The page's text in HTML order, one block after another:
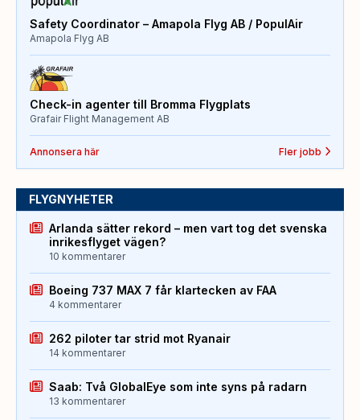
Safety Coordinator – Amapola Flyg AB / PopulAir
Amapola Flyg AB
Check-in agenter till Bromma Flygplats
Grafair Flight Management AB
Annonsera här Fler jobb
FLYGNYHETER
Arlanda sätter rekord – men vart tog det svenska
inrikesflyget vägen?
10 kommentarer
Boeing 737 MAX 7 får klartecken av FAA
4 kommentarer
262 piloter tar strid mot Ryanair
14 kommentarer
Saab: Två GlobalEye som inte syns på radarn
13 kommentarer